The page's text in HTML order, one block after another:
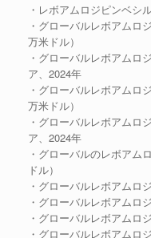
・レボアムロジピンベシ
・グローバルレボアムロ
万米ドル）
・グローバルレボアムロ
ア、2024年
・グローバルレボアムロ
万米ドル）
・グローバルレボアムロ
ア、2024年
・グローバルのレボアム
ドル）
・グローバルレボアムロ
・グローバルレボアムロ
・グローバルレボアムロ
・グローバルレボアムロ